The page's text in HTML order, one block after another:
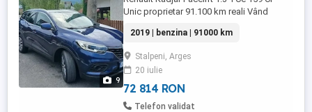
9
Unic proprietar 91.100 km reali Vând
înmatriculare în iulie 2019, unic proprietar,
în stare foarte bună de funcționare și
întreținere. Date tehnice: - Motor benzină
1.3 TCe 159 CP - Cutie manuală cu 6 trepte
- Kilometraj real: ...
2019 | benzina | 91000 km
Stalpeni, Arges
20 iulie
72 814 RON
Telefon validat